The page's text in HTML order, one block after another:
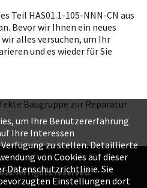
Teil HAS01.1-105-NNN-CN aus
Bevor wir Ihnen ein neues
alles versuchen, um Ihr
und es wieder für Sie
Baugruppe zur Reparatur
All rights reserved.
um Ihre Benutzererfahrung
Ihre Interessen
zu stellen. Detaillierte
von Cookies auf dieser
Datenschutzrichtlinie. Sie
Einstellungen dort